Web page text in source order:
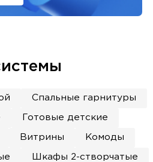
Спальные гарнитуры
Готовые детские
Витрины Комоды
Шкафы 2-створчатые